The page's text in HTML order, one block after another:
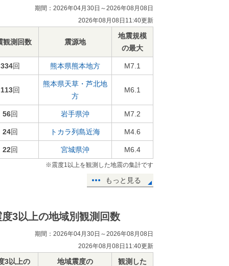
期間：2026年04月30日～2026年08月08日
2026年08月08日11:40更新
観測回数 震源地
地震規模
の最大
334回 熊本県熊本地方 M7.1
113回
熊本県天草・芦北地
方
M6.1
56回 岩手県沖 M7.2
24回 トカラ列島近海 M4.6
22回 宮城県沖 M6.4
※震度1以上を観測した地震の集計です
もっと見る
度3以上の地域別観測回数
期間：2026年04月30日～2026年08月08日
2026年08月08日11:40更新
3以上の
地域震度の
観測した